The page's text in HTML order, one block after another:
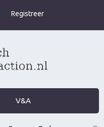
Registreer
V&A